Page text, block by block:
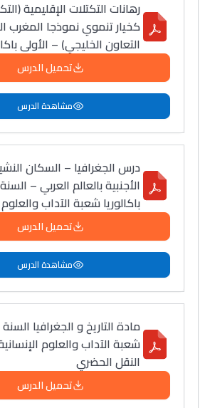
رهانات التكتلات الإقليمية
كخيار تنموي نموذجا
التعاون الخليجي) – الأولى
تحميل الدرس
مشاهدة الدرس
درس الجغرافيا – السكان
الأجنبية بالعالم العربي –
باكالوريا شعبة الآداب والعلوم
تحميل الدرس
مشاهدة الدرس
مادة التاريخ و الجغرافيا السنة
شعبة الآداب والعلوم
النقل الحضري
تحميل الدرس